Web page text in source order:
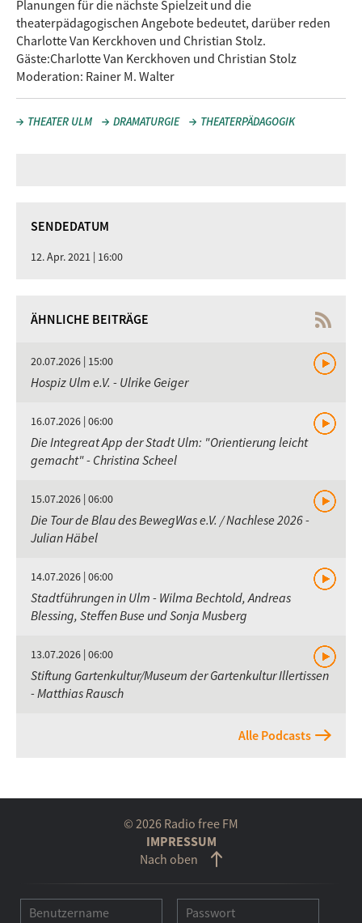
Planungen für die nächste Spielzeit und die
theaterpädagogischen Angebote bedeutet, darüber reden
Charlotte Van Kerckhoven und Christian Stolz.
Gäste:Charlotte Van Kerckhoven und Christian Stolz
Moderation: Rainer M. Walter
THEATER ULM DRAMATURGIE THEATERPÄDAGOGIK
SENDEDATUM
12. Apr. 2021 | 16:00
ÄHNLICHE BEITRÄGE
20.07.2026 | 15:00
Hospiz Ulm e.V. - Ulrike Geiger
16.07.2026 | 06:00
Die Integreat App der Stadt Ulm: "Orientierung leicht
gemacht" - Christina Scheel
15.07.2026 | 06:00
Die Tour de Blau des BewegWas e.V. / Nachlese 2026 -
Julian Häbel
14.07.2026 | 06:00
Stadtführungen in Ulm - Wilma Bechtold, Andreas
Blessing, Steffen Buse und Sonja Musberg
13.07.2026 | 06:00
Stiftung Gartenkultur/Museum der Gartenkultur Illertissen
- Matthias Rausch
Alle Podcasts
© 2026 Radio free FM
IMPRESSUM
Nach oben